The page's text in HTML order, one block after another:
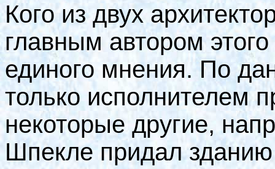
Кого из двух
главным автором
единого мнения. По
только исполнителем
некоторые другие,
Шпекле придал зданию